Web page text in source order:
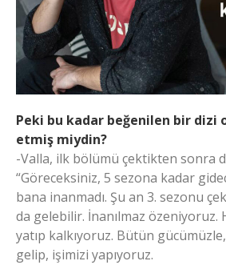
Peki bu kadar beğenilen bir dizi
etmiş miydin?
-Valla, ilk bölümü çektikten sonra
“Göreceksiniz, 5 sezona kadar
bana inanmadı. Şu an 3. sezonu
da gelebilir. İnanılmaz özeniyoruz.
yatıp kalkıyoruz. Bütün
gelip, işimizi yapıyoruz.